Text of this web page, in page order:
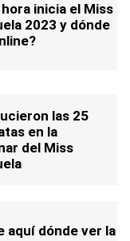
hora inicia el Miss
2023 y dónde
las 25
en la
del Miss
aquí dónde ver la